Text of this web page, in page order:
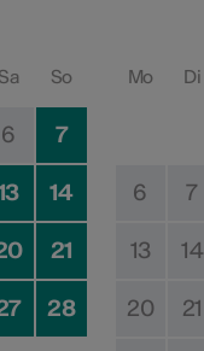
Sa So
6 7
14
21
28
Mo Di
6 7
13 14
20 21